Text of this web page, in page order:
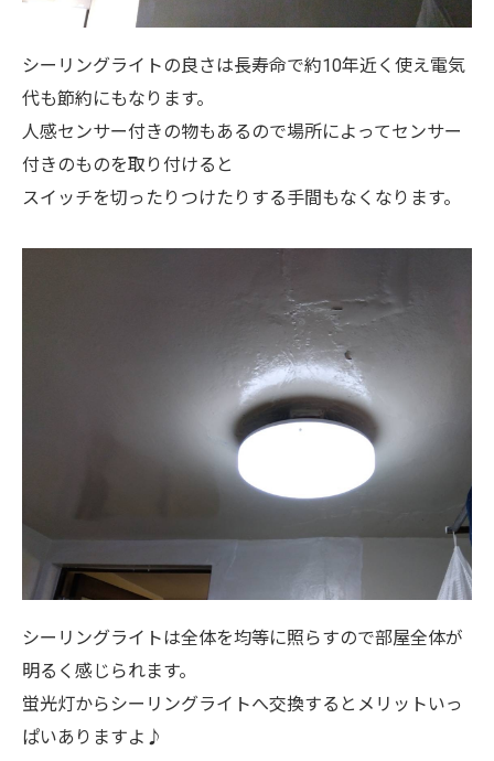
シーリングライトの良さは長寿命で約10年近く使え電気
代も節約にもなります。
人感センサー付きの物もあるので場所によってセンサー
付きのものを取り付けると
スイッチを切ったりつけたりする手間もなくなります。
シーリングライトは全体を均等に照らすので部屋全体が
明るく感じられます。
蛍光灯からシーリングライトへ交換するとメリットいっ
ぱいありますよ♪